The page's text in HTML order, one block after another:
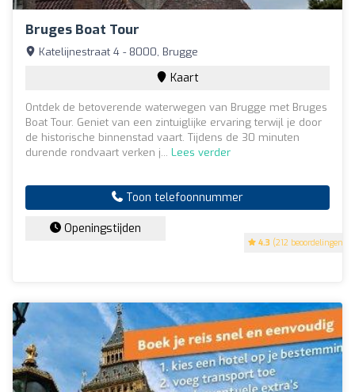
Bruges Boat Tour
4.3 (212 beoordelingen)
Katelijnestraat 4 - 8000, Brugge
Kaart
Ontdek de betoverende waterwegen van Brugge met Bruges
Boat Tour. Geniet van een zintuiglijke ervaring terwijl je door
de historische binnenstad vaart. Tijdens de 30 minuten
durende rondvaart verken j... Lees verder
Toon telefoonnummer
Openingstijden